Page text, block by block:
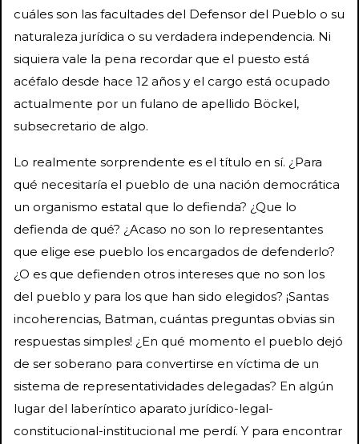
cuáles son las facultades del Defensor del Pueblo o su
naturaleza jurídica o su verdadera independencia. Ni
siquiera vale la pena recordar que el puesto está
acéfalo desde hace 12 años y el cargo está ocupado
actualmente por un fulano de apellido Böckel,
subsecretario de algo.
Lo realmente sorprendente es el título en sí. ¿Para
qué necesitaría el pueblo de una nación democrática
un organismo estatal que lo defienda? ¿Que lo
defienda de qué? ¿Acaso no son lo representantes
que elige ese pueblo los encargados de defenderlo?
¿O es que defienden otros intereses que no son los
del pueblo y para los que han sido elegidos? ¡Santas
incoherencias, Batman, cuántas preguntas obvias sin
respuestas simples! ¿En qué momento el pueblo dejó
de ser soberano para convertirse en víctima de un
sistema de representatividades delegadas? En algún
lugar del laberíntico aparato jurídico-legal-
constitucional-institucional me perdí. Y para encontrar